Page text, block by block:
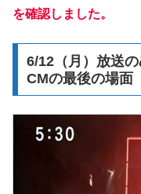
を確認しました。
6/12（月）放送
CMの最後の場面